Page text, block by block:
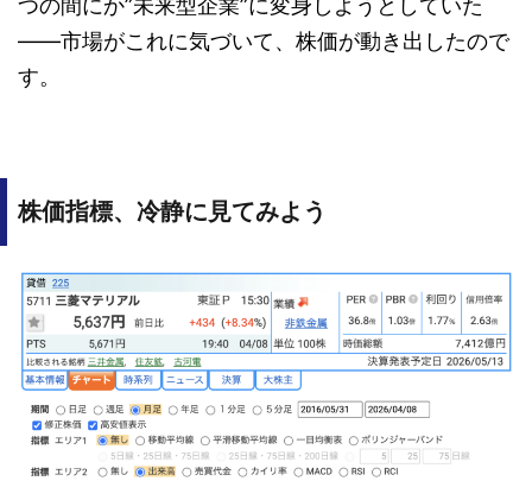
つの間にか”未来型企業”に変身しようとしていた
――市場がこれに気づいて、株価が動き出したので
す。
株価指標、冷静に見てみよう